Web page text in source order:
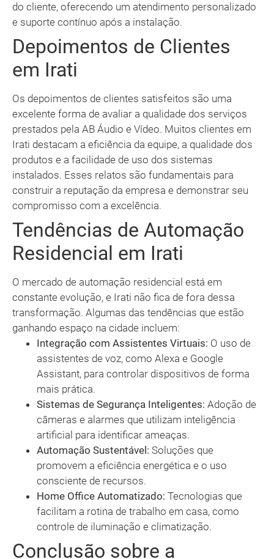
do cliente, oferecendo um atendimento personalizado
e suporte contínuo após a instalação.
Depoimentos de Clientes
em Irati
Os depoimentos de clientes satisfeitos são uma
excelente forma de avaliar a qualidade dos serviços
prestados pela AB Áudio e Vídeo. Muitos clientes em
Irati destacam a eficiência da equipe, a qualidade dos
produtos e a facilidade de uso dos sistemas
instalados. Esses relatos são fundamentais para
construir a reputação da empresa e demonstrar seu
compromisso com a excelência.
Tendências de Automação
Residencial em Irati
O mercado de automação residencial está em
constante evolução, e Irati não fica de fora dessa
transformação. Algumas das tendências que estão
ganhando espaço na cidade incluem:
Integração com Assistentes Virtuais: O uso de
assistentes de voz, como Alexa e Google
Assistant, para controlar dispositivos de forma
mais prática.
Sistemas de Segurança Inteligentes: Adoção de
câmeras e alarmes que utilizam inteligência
artificial para identificar ameaças.
Automação Sustentável: Soluções que
promovem a eficiência energética e o uso
consciente de recursos.
Home Office Automatizado: Tecnologias que
facilitam a rotina de trabalho em casa, como
controle de iluminação e climatização.
Conclusão sobre a